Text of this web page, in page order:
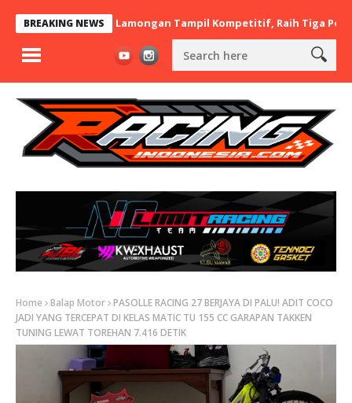
BREAKING NEWS
BaraBere Asal Lamongan Tampil Kompetitif, Raih Tiga Podium di
Home Balap Motor PASOLLE RACING 27 BERJAYA DI PALU! ADIT COCO
JADI YANG TERCEPAT DI KELAS MATIC TU 155 CC GARAPAN TAKKEN
TUNING LEWAT TOREHAN 7.416 DETIK